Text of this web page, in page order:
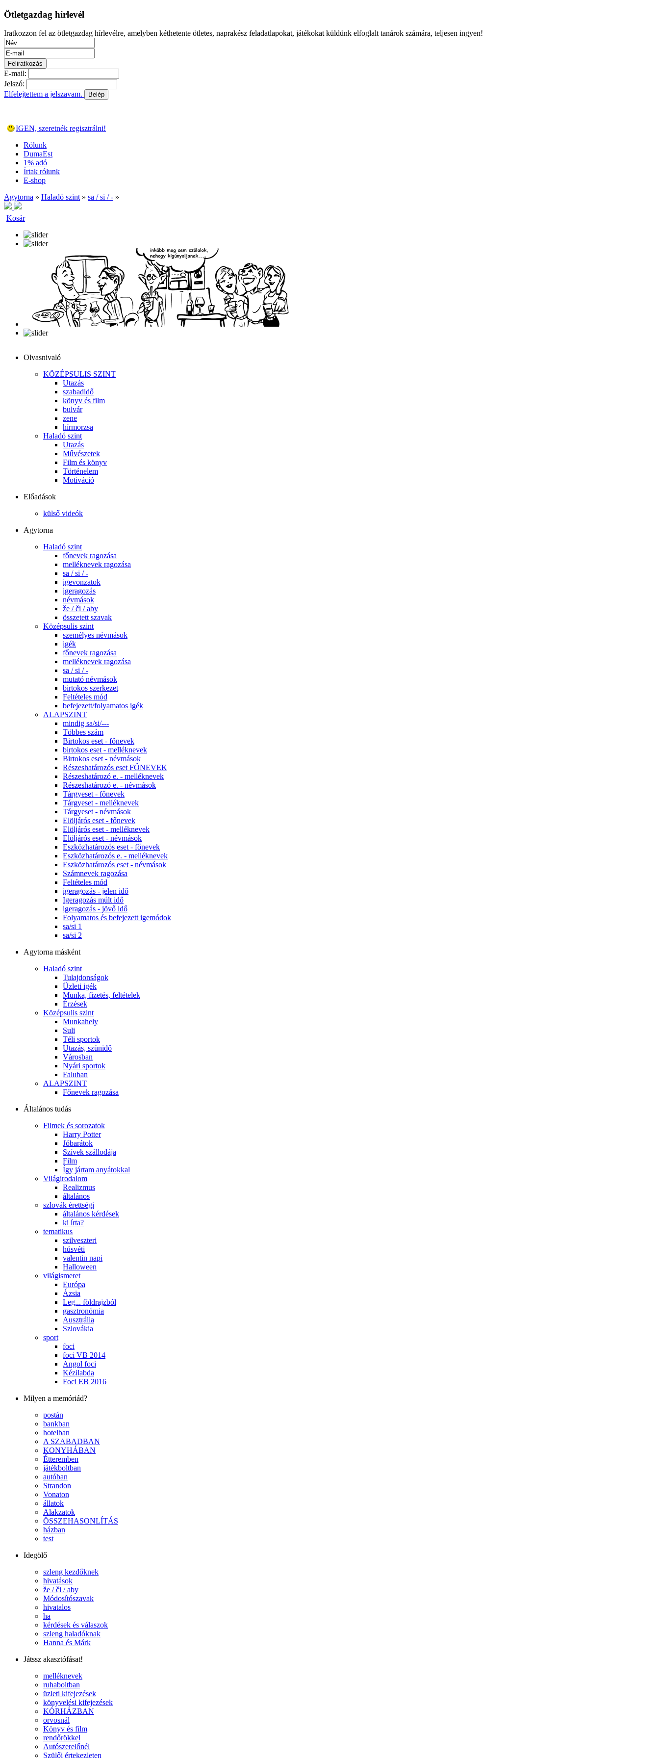
Ötletgazdag hírlevél
Iratkozzon fel az ötletgazdag hírlevélre, amelyben kéthetente ötletes, naprakész feladatlapokat, játékokat küldünk elfoglalt tanárok számára, teljesen ingyen!
E-mail:
Jelszó:
Elfelejtettem a jelszavam.
Belép
IGEN, szeretnék regisztrálni!
Rólunk
DumaEst
1% adó
Írtak rólunk
E-shop
Agytorna » Haladó szint» sa / si / - »
Kosár
Olvasnivaló
KÖZÉPSULIS SZINT
Utazás
szabadidő
könyv és film
bulvár
zene
hírmorzsa
Haladó szint
Utazás
Művészetek
Film és könyv
Történelem
Motiváció
Előadások
külső videók
Agytorna
Haladó szint
főnevek ragozása
melléknevek ragozása
sa / si / -
igevonzatok
igeragozás
névmások
že / či / aby
összetett szavak
Középsulis szint
személyes névmások
igék
főnevek ragozása
melléknevek ragozása
sa / si / -
mutató névmások
birtokos szerkezet
Feltételes mód
befejezett/folyamatos igék
ALAPSZINT
mindig sa/si/---
Többes szám
Birtokos eset - főnevek
birtokos eset - melléknevek
Birtokos eset - névmások
Részeshatározós eset FŐNEVEK
Részeshatározó e. - melléknevek
Részeshatározó e. - névmások
Tárgyeset - főnevek
Tárgyeset - melléknevek
Tárgyeset - névmások
Elöljárós eset - főnevek
Elöljárós eset - melléknevek
Elöljárós eset - névmások
Eszközhatározós eset - főnevek
Eszközhatározós e. - melléknevek
Eszközhatározós eset - névmások
Számnevek ragozása
Feltételes mód
igeragozás - jelen idő
Igeragozás múlt idő
igeragozás - jövő idő
Folyamatos és befejezett igemódok
sa/si 1
sa/si 2
Agytorna másként
Haladó szint
Tulajdonságok
Üzleti igék
Munka, fizetés, feltételek
Érzések
Középsulis szint
Munkahely
Suli
Téli sportok
Utazás, szünidő
Városban
Nyári sportok
Faluban
ALAPSZINT
Főnevek ragozása
Általános tudás
Filmek és sorozatok
Harry Potter
Jóbarátok
Szívek szállodája
Film
Így jártam anyátokkal
Világirodalom
Realizmus
általános
szlovák érettségi
általános kérdések
ki írta?
tematikus
szilveszteri
húsvéti
valentin napi
Halloween
világismeret
Európa
Ázsia
Leg... földrajzból
gasztronómia
Ausztrália
Szlovákia
sport
foci
foci VB 2014
Angol foci
Kézilabda
Foci EB 2016
Milyen a memóriád?
postán
bankban
hotelban
A SZABADBAN
KONYHÁBAN
Étteremben
játékboltban
autóban
Strandon
Vonaton
állatok
Alakzatok
ÖSSZEHASONLÍTÁS
házban
test
Idegölő
szleng kezdőknek
hivatások
že / či / aby
Módosítószavak
hivatalos
ha
kérdések és válaszok
szleng haladóknak
Hanna és Márk
Játssz akasztófásat!
melléknevek
ruhaboltban
üzleti kifejezések
könyvelési kifejezések
KÓRHÁZBAN
orvosnál
Könyv és film
rendőrökkel
Autószerelőnél
Szülői értekezleten